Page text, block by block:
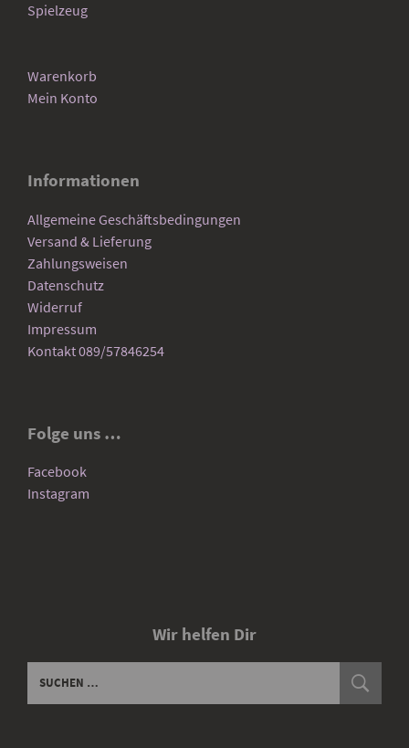
Spielzeug
Warenkorb
Mein Konto
Informationen
Allgemeine Geschäftsbedingungen
Versand & Lieferung
Zahlungsweisen
Datenschutz
Widerruf
Impressum
Kontakt 089/57846254
Folge uns …
Facebook
Instagram
Wir helfen Dir